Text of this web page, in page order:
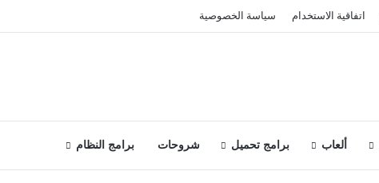
اتفاقية الاستخدام سياسة الخصوصية
ألعاب برامج تحميل شروحات
برامج النظام